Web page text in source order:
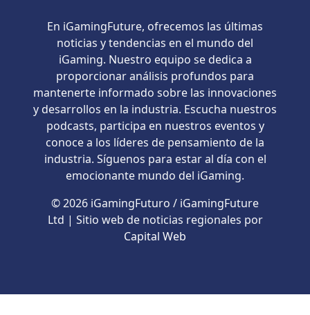
En iGamingFuture, ofrecemos las últimas
noticias y tendencias en el mundo del
iGaming. Nuestro equipo se dedica a
proporcionar análisis profundos para
mantenerte informado sobre las innovaciones
y desarrollos en la industria. Escucha nuestros
podcasts, participa en nuestros eventos y
conoce a los líderes de pensamiento de la
industria. Síguenos para estar al día con el
emocionante mundo del iGaming.
© 2026 iGamingFuturo / iGamingFuture
Ltd | Sitio web de noticias regionales por
Capital Web